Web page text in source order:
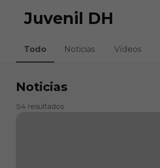
Juvenil DH
Todo Noticias Vídeos
Noticias
54 resultados